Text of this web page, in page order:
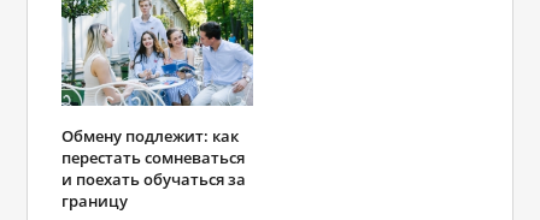
Обмену подлежит: как
перестать сомневаться
и поехать обучаться за
границу